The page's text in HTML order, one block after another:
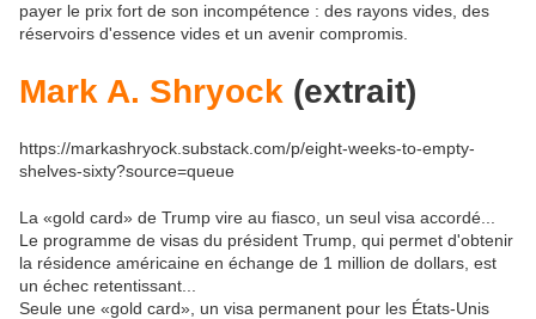
payer le prix fort de son incompétence : des rayons vides, des
réservoirs d'essence vides et un avenir compromis.
Mark A. Shryock (extrait)
https://markashryock.substack.com/p/eight-weeks-to-empty-
shelves-sixty?source=queue
La «gold card» de Trump vire au fiasco, un seul visa accordé...
Le programme de visas du président Trump, qui permet d'obtenir
la résidence américaine en échange de 1 million de dollars, est
un échec retentissant...
Seule une «gold card», un visa permanent pour les États-Unis